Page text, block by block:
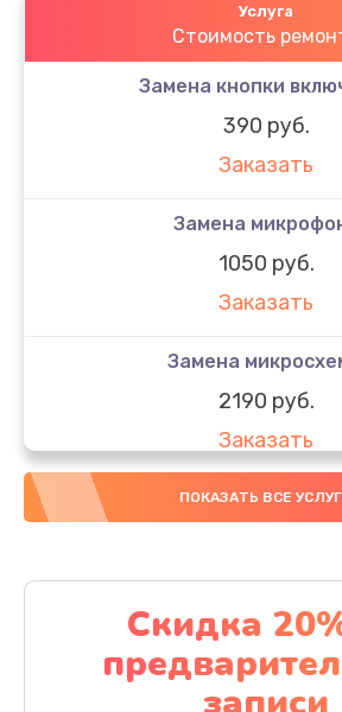
Услуга
Стоимость
Замена кнопки
390 руб.
Заказать
Замена
1050 руб.
Заказать
Замена
2190 руб.
Заказать
Замена передней
Заказать
Замена
390 руб.
ПОКАЗАТЬ ВСЕ
Скидка